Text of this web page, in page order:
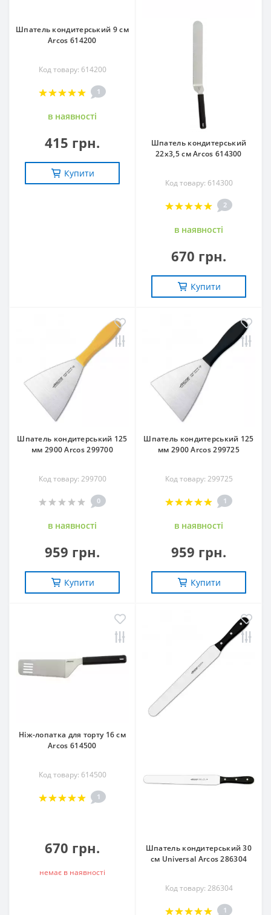
Шпатель кондитерський 9 см
Arcos 614200
Код товару: 614200
1
в наявностi
415 грн.
Купити
Шпатель кондитерський
22х3,5 см Arcos 614300
Код товару: 614300
2
в наявностi
670 грн.
Купити
Шпатель кондитерський 125
мм 2900 Arcos 299700
Код товару: 299700
0
в наявностi
959 грн.
Купити
Шпатель кондитерський 125
мм 2900 Arcos 299725
Код товару: 299725
1
в наявностi
959 грн.
Купити
Ніж-лопатка для торту 16 см
Arcos 614500
Код товару: 614500
1
670 грн.
немає в наявностi
Шпатель кондитерський 30
см Universal Arcos 286304
Код товару: 286304
1